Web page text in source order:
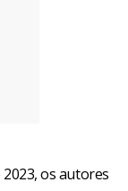
os autores